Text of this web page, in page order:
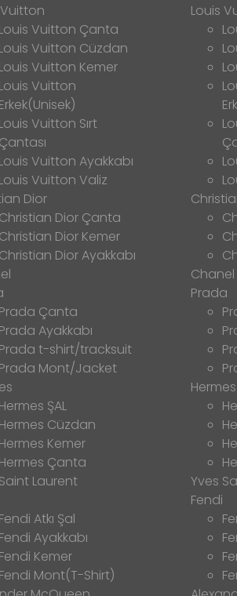
Louis Vuitton Çanta
Louis Vuitton Cüzdan
Louis Vuitton Kemer
Louis Vuitton
Erkek(Unisek)
Louis Vuitton Sırt
Çantası
Louis Vuitton Ayakkabı
Louis Vuitton Valiz
Dior
Christian Dior Çanta
Christian Dior Kemer
Christian Dior Ayakkabı
Prada Çanta
Prada Ayakkabı
Prada t-shirt/tracksuit
Prada Mont/Jacket
Hermes ŞAL
Hermes Cüzdan
Hermes Kemer
Hermes Çanta
Laurent
Fendi Atkı Şal
Fendi Ayakkabı
Fendi Kemer
Fendi Mont(T-Shirt)
Louis
Chanel
Prada
Hermes
Yves
Fendi